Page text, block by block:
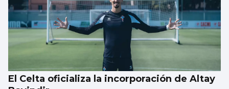
El Celta oficializa la incorporación de Altay